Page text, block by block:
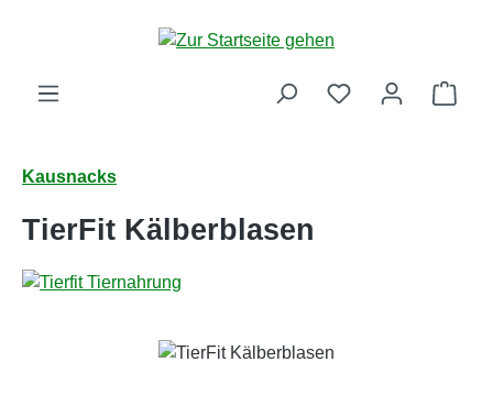
Zum Hauptinhalt springen
Kausnacks
TierFit Kälberblasen
Bildergalerie überspringen